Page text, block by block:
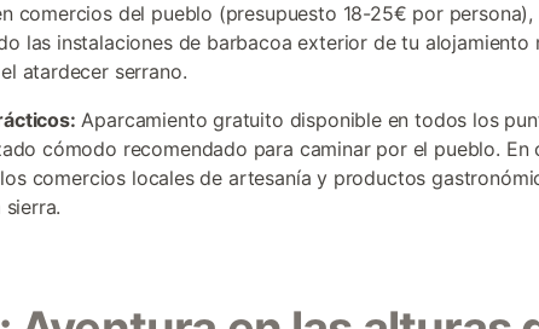
comercios del pueblo (presupuesto 18-25€ por persona),
las instalaciones de barbacoa exterior de tu alojamiento
atardecer serrano.
Aparcamiento gratuito disponible en todos los
cómodo recomendado para caminar por el pueblo. En
comercios locales de artesanía y productos